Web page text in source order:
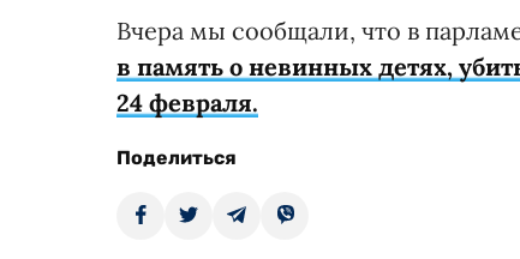
Вчера мы сообщали, что в
в память о невинных детях,
24 февраля.
Поделиться